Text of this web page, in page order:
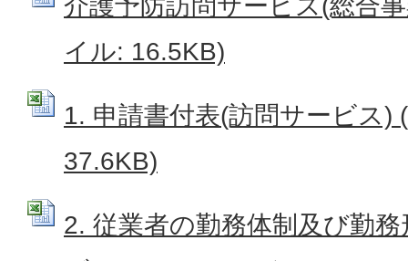
介護予防訪問サービス(総合
イル: 16.5KB)
1. 申請書付表(訪問サービス)
37.6KB)
2. 従業者の勤務体制及び勤